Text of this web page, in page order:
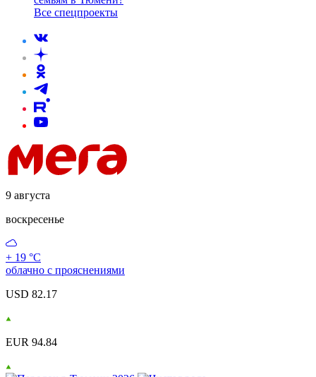
Все спецпроекты
9 августа
воскресенье
+ 19 °С
облачно с прояснениями
USD 82.17
EUR 94.84